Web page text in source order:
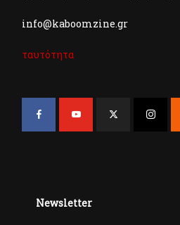
info@kaboomzine.gr
ταυτότητα
Newsletter